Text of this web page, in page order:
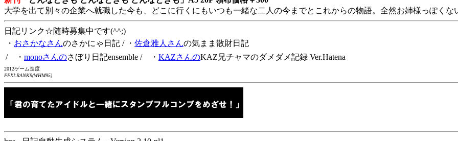
大学を出て別々の企業へ就職した今も、どこに行くにもいつも一緒な二人の今までとこれからの物語。全然お姉様っぽくな
日記リンク☆随時募集中です(^^;)
・ おさかなさんのさかにゃ日記 / ・ 佐倉雅人さんの気まま散財日記
/ ・ monoさんのさぼり日記ensemble / ・ KAZさんのKAZ兄チャマのダメダメ記録 Ver.Hatena
2012ゲーム進度
FFXI:RANK9(WHM95)